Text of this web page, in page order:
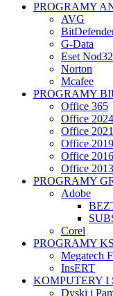
PROGRAMY
AVG
G-Data
Eset Nod32
Norton
Mcafee
PROGRAMY
Office 365
Office 2024
Office
Office 2019
Office 2016
Office 2013
PROGRAMY
Adobe
Corel
PROGRAMY
Megatech
InsERT
KOMPUTERY I
Dyski i